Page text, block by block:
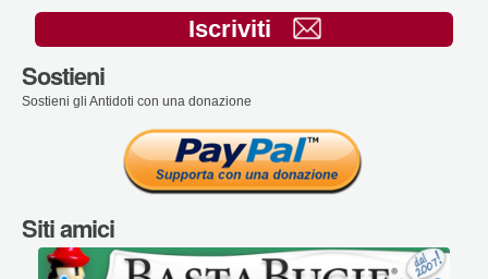
Iscriviti
Sostieni
Sostieni gli Antidoti con una donazione
Siti amici